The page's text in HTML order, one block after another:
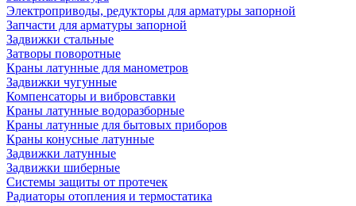
Электроприводы, редукторы для арматуры запорной
Запчасти для арматуры запорной
Задвижки стальные
Затворы поворотные
Краны латунные для манометров
Задвижки чугунные
Компенсаторы и вибровставки
Краны латунные водоразборные
Краны латунные для бытовых приборов
Краны конусные латунные
Задвижки латунные
Задвижки шиберные
Системы защиты от протечек
Радиаторы отопления и термостатика